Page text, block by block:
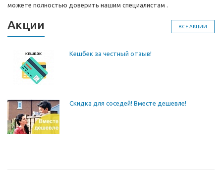
можете полностью доверить нашим специалистам .
ВСЕ АКЦИИ
Акции
Кешбек за честный отзыв!
Скидка для соседей! Вместе дешевле!